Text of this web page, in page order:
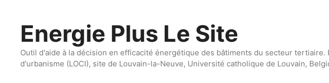
contenuEnergie Plus Le Site
Outil d'aide à la décision en efficacité énergétique des bâtiments du secteur
d'urbanisme (LOCI), site de Louvain-la-Neuve, Université catholique de Louvain,